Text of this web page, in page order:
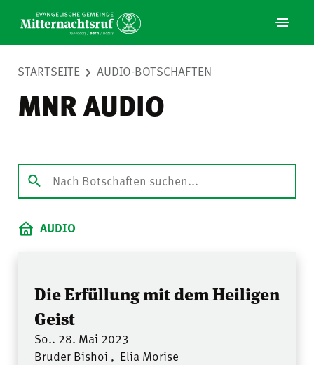
STARTSEITE AUDIO-BOTSCHAFTEN
MNR AUDIO
AUDIO
Die Erfüllung mit dem Heiligen
Geist
So.. 28. Mai 2023
Bruder Bishoi , Elia Morise